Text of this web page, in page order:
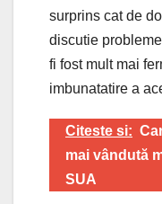
surprins cat de
discutie
fi fost mult mai
imbunatatire a
Citeste si:
mai vândută
SUA